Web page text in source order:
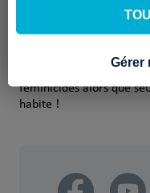
accompagner les
en grande proximité,
ruralité, car les znes
féminicides alors que
habite !
Gérer